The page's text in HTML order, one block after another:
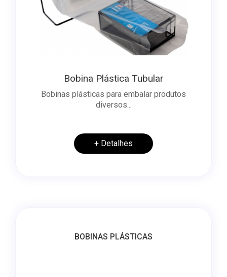
Bobina Plástica Tubular
Bobinas plásticas para embalar produtos
diversos...
+ Detalhes
BOBINAS PLÁSTICAS